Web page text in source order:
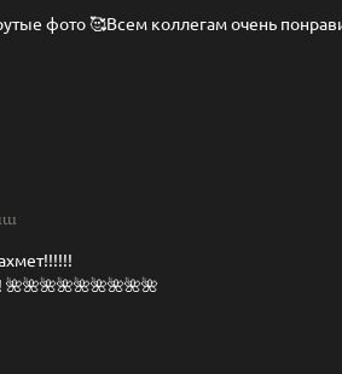
фото 🥰Всем коллегам очень